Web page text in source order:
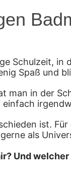
Schulzeit,
Spaß und
in der
ist.
als
Und